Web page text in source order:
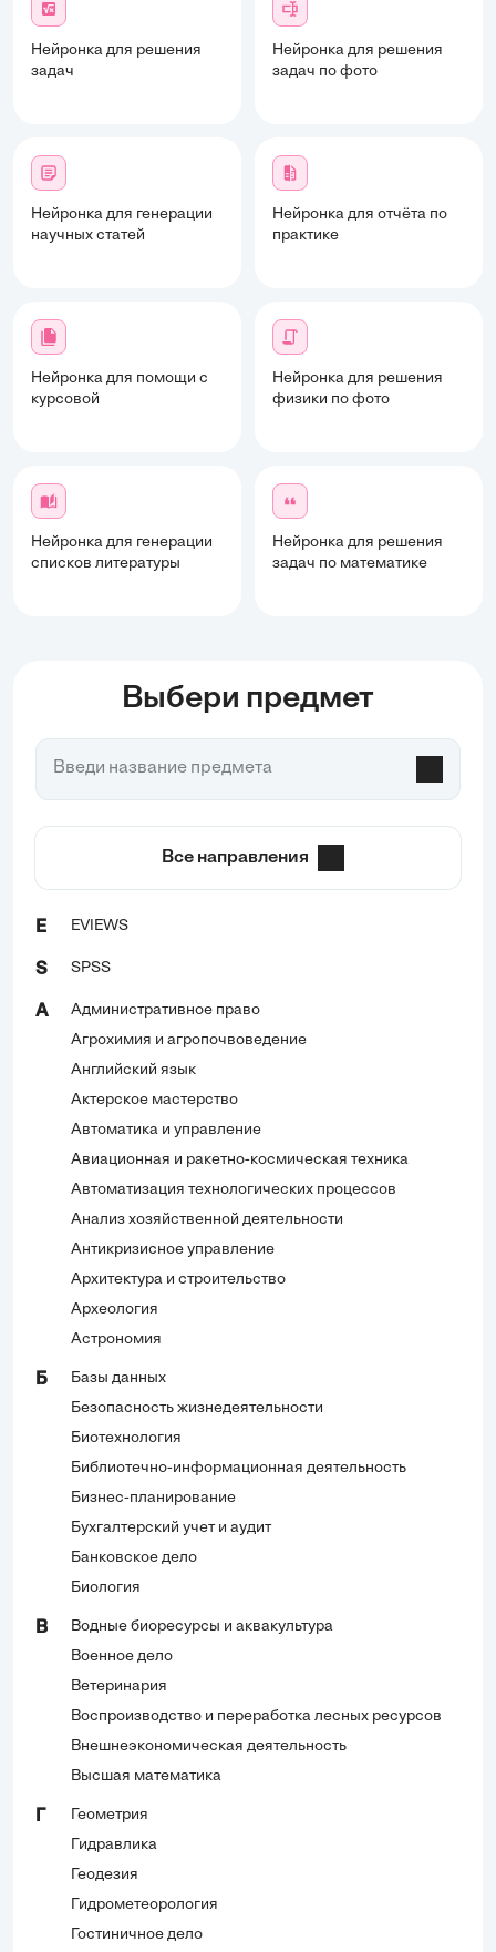
Нейронка для решения
задач
Нейронка для решения
задач по фото
Нейронка для генерации
научных статей
Нейронка для отчёта по
практике
Нейронка для помощи с
курсовой
Нейронка для решения
физики по фото
Нейронка для генерации
списков литературы
Нейронка для решения
задач по математике
Выбери предмет
Все направления
E EVIEWS
S SPSS
А
Административное право
Агрохимия и агропочвоведение
Английский язык
Актерское мастерство
Автоматика и управление
Авиационная и ракетно-космическая техника
Автоматизация технологических процессов
Анализ хозяйственной деятельности
Антикризисное управление
Архитектура и строительство
Археология
Астрономия
Б
Базы данных
Безопасность жизнедеятельности
Биотехнология
Библиотечно-информационная деятельность
Бизнес-планирование
Бухгалтерский учет и аудит
Банковское дело
Биология
В
Водные биоресурсы и аквакультура
Военное дело
Ветеринария
Воспроизводство и переработка лесных ресурсов
Внешнеэкономическая деятельность
Высшая математика
Геометрия
Гидравлика
Геодезия
Гидрометеорология
Гостиничное дело